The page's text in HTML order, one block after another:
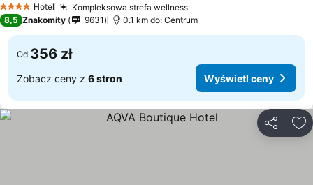
4 KategoriaHotel Kompleksowa strefa wellnessWyświetl ceny
8,5 Znakomity 9631 0.1 km do: Centrum
Od 356 zł
Zobacz ceny z 6 stron Wyświetl ceny